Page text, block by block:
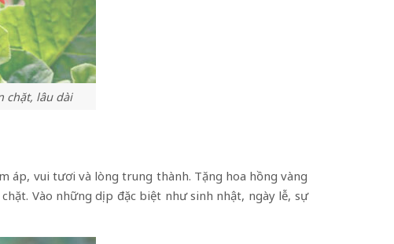
chặt, lâu dài
áp, vui tươi và lòng trung thành. Tặng hoa hồng vàng
Vào những dịp đặc biệt như sinh nhật, ngày lễ, sự